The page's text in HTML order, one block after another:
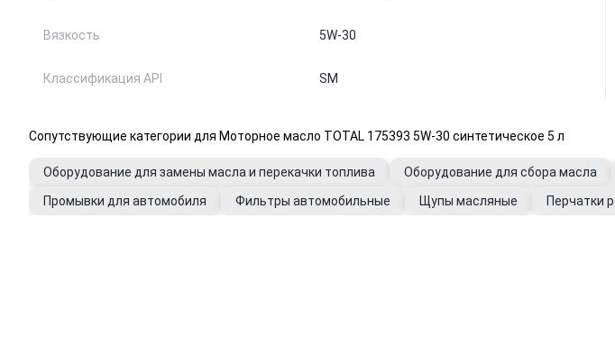
Вязкость 5W-30
Классификация API SM
Сопутствующие категории для Моторное масло TOTAL 175393 5W-30 синтетическое 5 л
Оборудование для замены масла и перекачки топлива Оборудование для сбора масла
Промывки для автомобиля
Фильтры автомобильные Щупы масляные Перчатки